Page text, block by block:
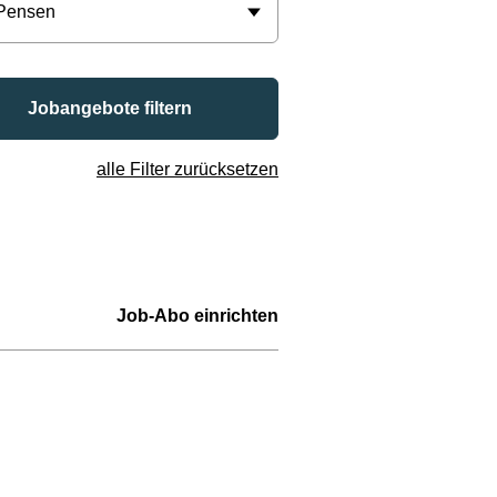
Jobangebote filtern
alle Filter zurücksetzen
Job-Abo einrichten